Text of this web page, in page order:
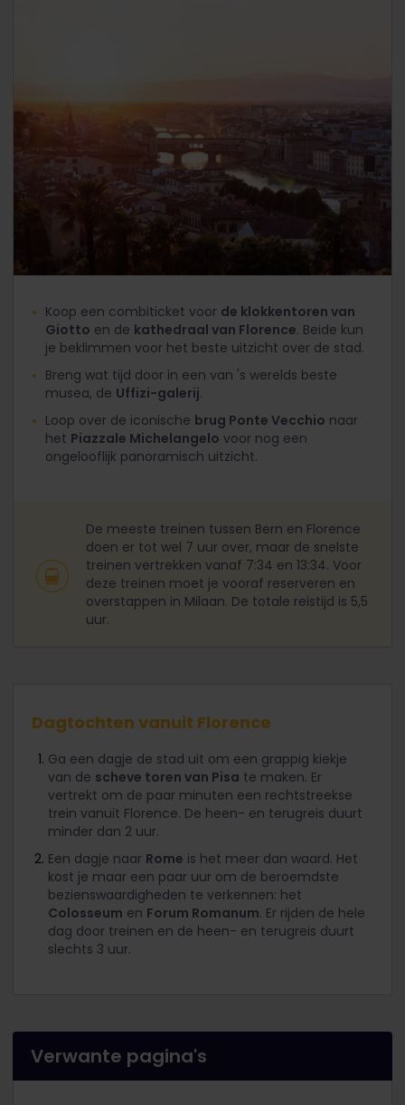
Koop een combiticket voor de klokkentoren van
Giotto en de kathedraal van Florence. Beide kun
je beklimmen voor het beste uitzicht over de stad.
Breng wat tijd door in een van 's werelds beste
musea, de Uffizi-galerij.
Loop over de iconische brug Ponte Vecchio naar
het Piazzale Michelangelo voor nog een
ongelooflijk panoramisch uitzicht.
De meeste treinen tussen Bern en Florence
doen er tot wel 7 uur over, maar de snelste
treinen vertrekken vanaf 7:34 en 13:34. Voor
deze treinen moet je vooraf reserveren en
overstappen in Milaan. De totale reistijd is 5,5
uur.
Dagtochten vanuit Florence
Ga een dagje de stad uit om een grappig kiekje
van de scheve toren van Pisa te maken. Er
vertrekt om de paar minuten een rechtstreekse
trein vanuit Florence. De heen- en terugreis duurt
minder dan 2 uur.
Een dagje naar Rome is het meer dan waard. Het
kost je maar een paar uur om de beroemdste
bezienswaardigheden te verkennen: het
Colosseum en Forum Romanum. Er rijden de hele
dag door treinen en de heen- en terugreis duurt
slechts 3 uur.
Verwante pagina's